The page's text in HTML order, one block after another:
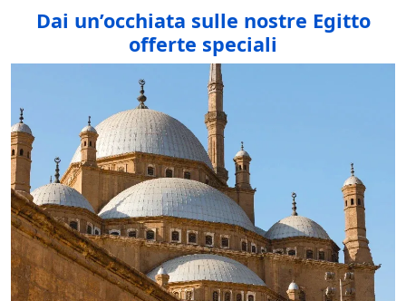
Dai un’occhiata sulle nostre Egitto
offerte speciali